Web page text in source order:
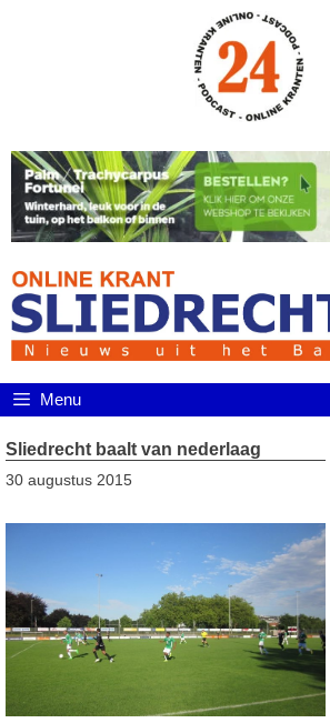
Menu
Sliedrecht baalt van nederlaag
30 augustus 2015